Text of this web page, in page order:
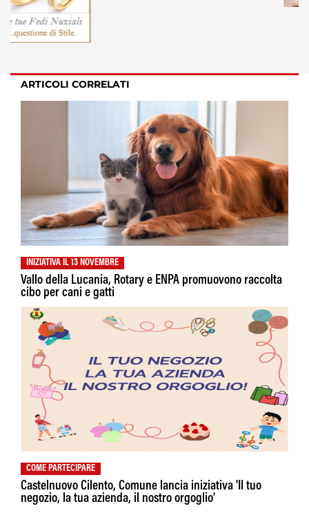
ARTICOLI CORRELATI
INIZIATIVA IL 13 NOVEMBRE
Vallo della Lucania, Rotary e ENPA promuovono raccolta
cibo per cani e gatti
COME PARTECIPARE
Castelnuovo Cilento, Comune lancia iniziativa 'Il tuo
negozio, la tua azienda, il nostro orgoglio'